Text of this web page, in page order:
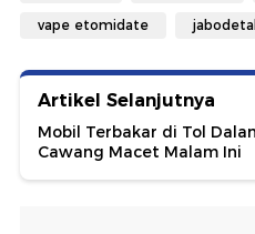
vape etomidate
Artikel Selanjutnya
Mobil Terbakar di Tol
Cawang Macet Malam Ini